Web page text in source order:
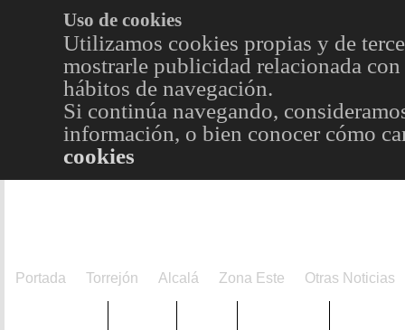
Uso de cookies
Utilizamos cookies propias y de
mostrarle publicidad relacionada
hábitos de navegación.
Si continúa navegando,
información, o bien conocer cómo
cookies
Portada Torrejón Alcalá Zona Este Otras Noticias